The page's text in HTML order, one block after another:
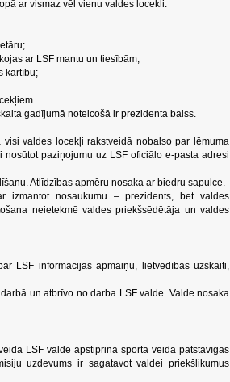
ar vismaz vēl vienu valdes locekli.
ar LSF mantu un tiesībām;
kārtību;
gadījumā noteicošā ir prezidenta balss.
valdes locekļi rakstveidā nobalso par lēmuma
paziņojumu uz LSF oficiālo e-pasta adresi
Atlīdzības apmēru nosaka ar biedru sapulce.
izmantot nosaukumu – prezidents, bet valdes
neietekmē valdes priekšsēdētāja un valdes
LSF informācijas apmaiņu, lietvedības uzskaiti,
un atbrīvo no darba LSF valde. Valde nosaka
LSF valde apstiprina sporta veida patstāvīgās
uzdevums ir sagatavot valdei priekšlikumus